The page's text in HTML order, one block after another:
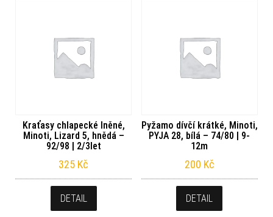
Kraťasy chlapecké lněné,
Minoti, Lizard 5, hnědá –
92/98 | 2/3let
325 Kč
DETAIL
Pyžamo dívčí krátké, Minoti,
PYJA 28, bílá – 74/80 | 9-
12m
200 Kč
DETAIL